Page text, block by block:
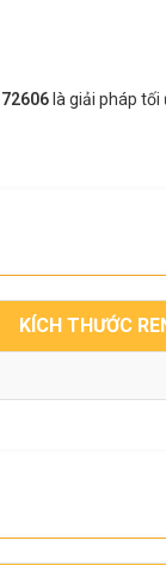
là giải pháp
KÍCH THƯỚC